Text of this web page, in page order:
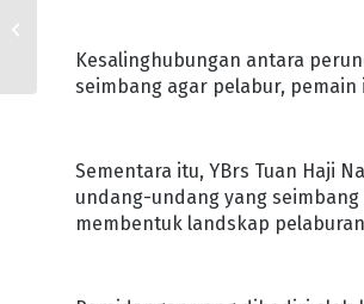
Kesalinghubungan antara
seimbang agar pelabur,
Sementara itu, YBrs Tuan Haji
undang-undang yang
membentuk landskap
EKONOMI JOHOR